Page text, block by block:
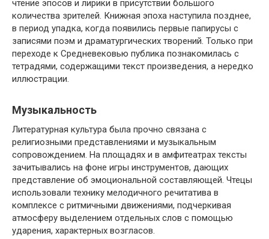
чтение эпосов и лирики в присутствии большого
количества зрителей. Книжная эпоха наступила позднее,
в период упадка, когда появились первые папирусы с
записями поэм и драматургических творений. Только при
переходе к Средневековью публика познакомилась с
тетрадями, содержащими текст произведения, а нередко
иллюстрации.
Музыкальность
Литературная культура была прочно связана с
религиозными представлениями и музыкальным
сопровождением. На площадях и в амфитеатрах тексты
зачитывались на фоне игры инструментов, дающих
представление об эмоциональной составляющей. Чтецы
использовали технику мелодичного речитатива в
комплексе с ритмичными движениями, подчеркивая
атмосферу выделением отдельных слов с помощью
ударения, характерных возгласов.